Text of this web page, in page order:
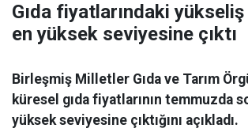
Gıda fiyatlarındaki yükseliş
en yüksek seviyesine çıktı
Birleşmiş Milletler Gıda ve Tarım
küresel gıda fiyatlarının temmuzda
yüksek seviyesine çıktığını açıkladı.